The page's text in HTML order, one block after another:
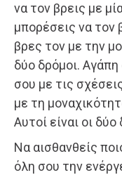
να τον βρεις με
μπορέσεις να τον
βρες τον με την
δύο δρόμοι. Αγάπη
σου με τις
με τη
Αυτοί είναι οι δύο
Να αισθανθείς
όλη σου την